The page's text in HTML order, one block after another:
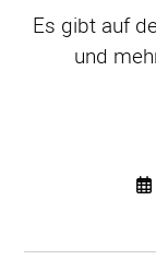
Es gibt auf
und